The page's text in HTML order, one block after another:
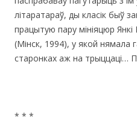
літаратараў, ды класік быў
працытую пару мініяцюр Янкі
(Мінск, 1994), у якой нямала
старонках аж на трыццаці…
* * *